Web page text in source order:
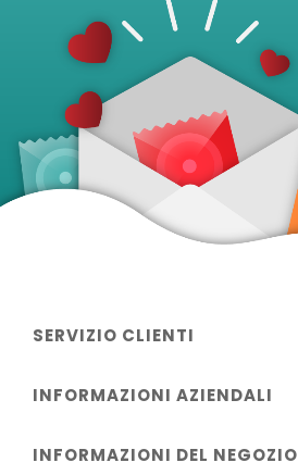
SERVIZIO CLIENTI
INFORMAZIONI AZIENDALI
INFORMAZIONI DEL NEGOZIO